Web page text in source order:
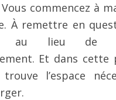
commencez à
À remettre en
au lieu de
Et dans cette
l’espace